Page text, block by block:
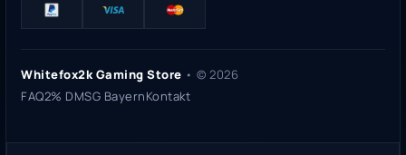
Whitefox2k Gaming Store • © 2026
FAQ2% DMSG BayernKontakt